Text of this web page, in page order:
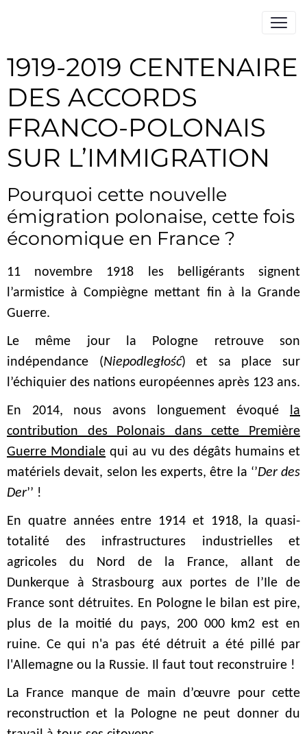
1919-2019 CENTENAIRE
DES ACCORDS
FRANCO-POLONAIS
SUR L’IMMIGRATION
Pourquoi cette nouvelle
émigration polonaise, cette fois
économique en France ?
11 novembre 1918 les belligérants signent
l’armistice à Compiègne mettant fin à la Grande
Guerre.
Le même jour la Pologne retrouve son
indépendance (Niepodległość) et sa place sur
l’échiquier des nations européennes après 123 ans.
En 2014, nous avons longuement évoqué la
contribution des Polonais dans cette Première
Guerre Mondiale qui au vu des dégâts humains et
matériels devait, selon les experts, être la ‘’Der des
Der’’ !
En quatre années entre 1914 et 1918, la quasi-
totalité des infrastructures industrielles et
agricoles du Nord de la France, allant de
Dunkerque à Strasbourg aux portes de l’Ile de
France sont détruites. En Pologne le bilan est pire,
plus de la moitié du pays, 200 000 km2 est en
ruine. Ce qui n'a pas été détruit a été pillé par
l'Allemagne ou la Russie. Il faut tout reconstruire !
La France manque de main d’œuvre pour cette
reconstruction et la Pologne ne peut donner du